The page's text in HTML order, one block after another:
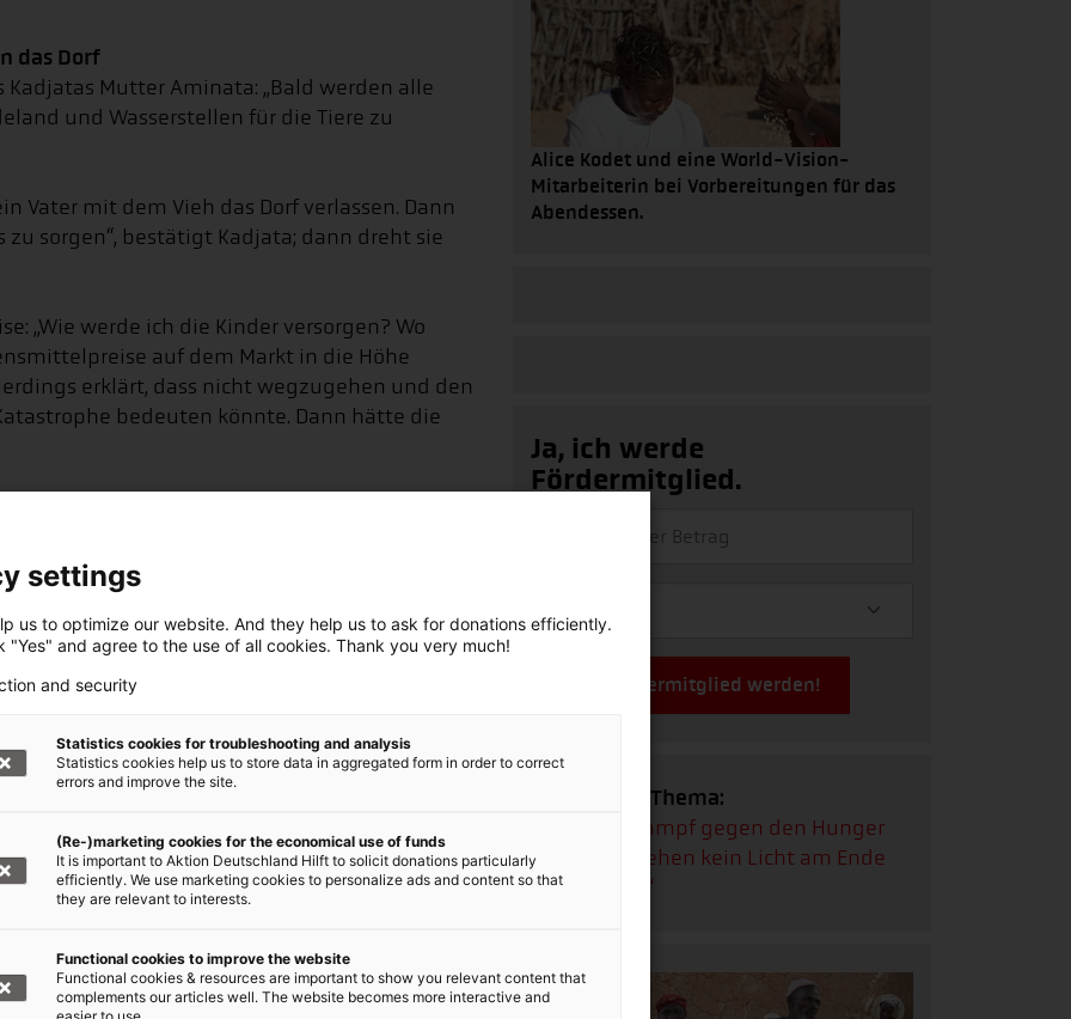
das Dorf
Mutter Aminata: „Bald werden alle
und Wasserstellen für die Tiere zu
Vater mit dem Vieh das Dorf verlassen. Dann
sorgen“, bestätigt Kadjata; dann dreht sie
„Wie werde ich die Kinder versorgen? Wo
auf dem Markt in die Höhe
erklärt, dass nicht wegzugehen und den
bedeuten könnte. Dann hätte die
Tiere angewiesen, denn diese liefern Milch
Mahmoud muss vielleicht gehen, auch
sie ihn sehr vermissen werden.
machen sollen.
ADRA, Arbeiter-Samariter-Bund,
Sahel im Einsatz, um Menschen, wie Kadjata
- mit Ihrer Spende!+++
helfen +++
Bündnis von über 20 Hilfsorganisationen.
Spende helfen Sie Tag für Tag
wo die Not am größten ist.
Alice Kodet und eine World-Vision-
Mitarbeiterin bei Vorbereitungen für das
Abendessen.
Ja, ich werde
Fördermitglied.
Jetzt Fördermitglied werden!
Videos zum Thema:
Der Kampf gegen den Hunger
Video:
„Wir sehen kein Licht am Ende
des Tunnels“
settings
us to optimize our website. And they help us to ask for donations efficiently.
"Yes" and agree to the use of all cookies. Thank you very much!
and security
Statistics cookies for troubleshooting and analysis
Statistics cookies help us to store data in aggregated form in order to correct
errors and improve the site.
(Re-)marketing cookies for the economical use of funds
It is important to Aktion Deutschland Hilft to solicit donations particularly
efficiently. We use marketing cookies to personalize ads and content so that
they are relevant to interests.
Functional cookies to improve the website
Functional cookies & resources are important to show you relevant content that
complements our articles well. The website becomes more interactive and